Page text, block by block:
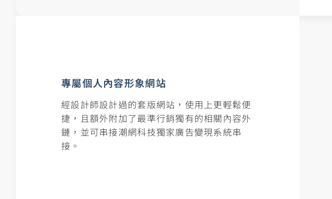
專屬個人內容形象網站
經設計師設計過的套版網站，使用上更輕鬆便
捷，且額外附加了最準行銷獨有的相關內容外
鏈，並可串接潮網科技獨家廣告變現系統串
接。